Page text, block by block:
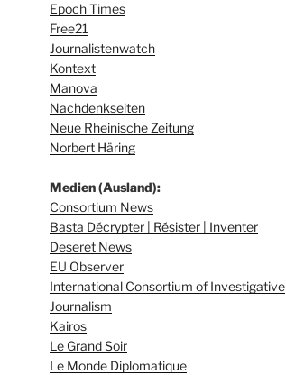
Epoch Times
Free21
Journalistenwatch
Kontext
Manova
Nachdenkseiten
Neue Rheinische Zeitung
Norbert Häring
Medien (Ausland):
Consortium News
Basta Décrypter | Résister | Inventer
Deseret News
EU Observer
International Consortium of Investigative
Journalism
Kairos
Le Grand Soir
Le Monde Diplomatique